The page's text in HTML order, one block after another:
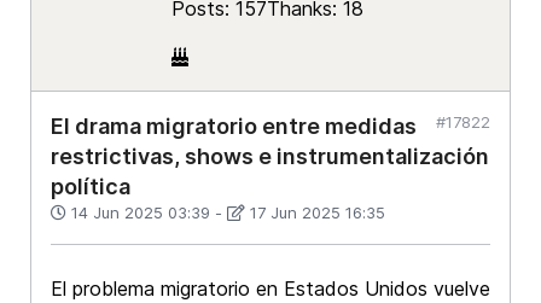
Posts: 157Thanks: 18
El drama migratorio entre medidas
restrictivas, shows e instrumentalización
política
14 Jun 2025 03:39 - 17 Jun 2025 16:35
#17822
El problema migratorio en Estados Unidos vuelve